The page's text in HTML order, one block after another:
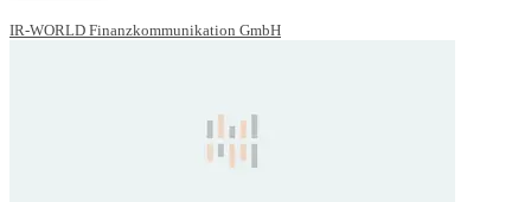
IR-WORLD Finanzkommunikation GmbH